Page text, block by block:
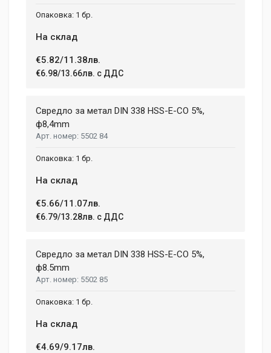
1 бр.
На склад
€5.82/11.38лв.
€6.98/13.66лв. с ДДС
Свредло за метал DIN 338 HSS-E-CO 5%,
ф8,4mm
5502 84
1 бр.
На склад
€5.66/11.07лв.
€6.79/13.28лв. с ДДС
Свредло за метал DIN 338 HSS-E-CO 5%,
ф8.5mm
5502 85
1 бр.
На склад
€4.69/9.17лв.